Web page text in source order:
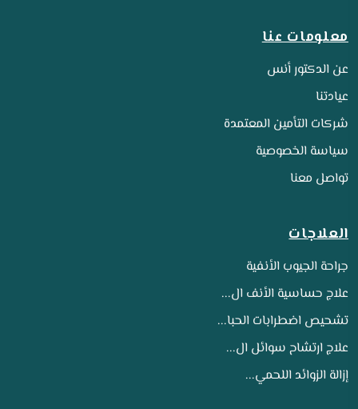
معلومات عنا
عن الدكتور أنس
عيادتنا
شركات التأمين المعتمدة
سياسة الخصوصية
تواصل معنا
العلاجات
جراحة الجيوب الأنفية
علاج حساسية الأنف ال...
تشحيص اضطرابات الحبا...
علاج ارتشاح سوائل ال...
إزالة الزوائد اللحمي...